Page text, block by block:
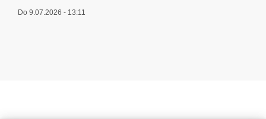
Do 9.07.2026 - 13:11